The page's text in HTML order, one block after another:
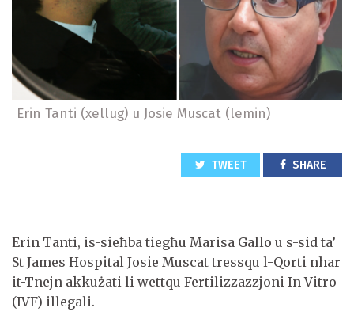
Erin Tanti (xellug) u Josie Muscat (lemin)
TWEET SHARE
Erin Tanti, is-sieħba tiegħu Marisa Gallo u s-sid ta’
St James Hospital Josie Muscat tressqu l-Qorti nhar
it-Tnejn akkużati li wettqu Fertilizzazzjoni In Vitro
(IVF) illegali.